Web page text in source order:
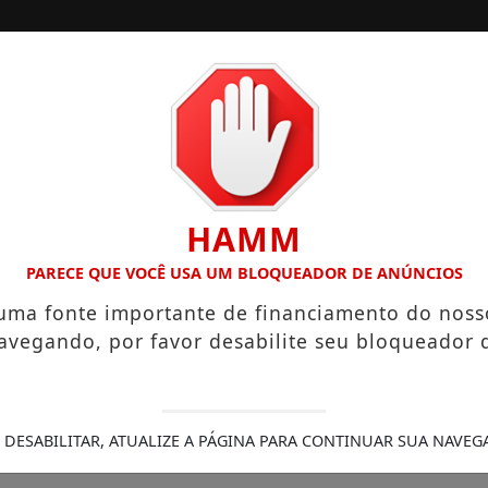
INÍCIO / NOTÍCIAS
HIGIENÓPOLIS CONSOLIDA 130 ANOS DE HISTÓRIA
traficante de
Militar Ambiental apreendeu uma
HAMM
PARECE QUE VOCÊ USA UM BLOQUEADOR DE ANÚNCIOS
fonte importante de financiamento do
por favor desabilite seu bloqueador
DESABILITAR, ATUALIZE A PÁGINA PARA CONTINUAR SUA